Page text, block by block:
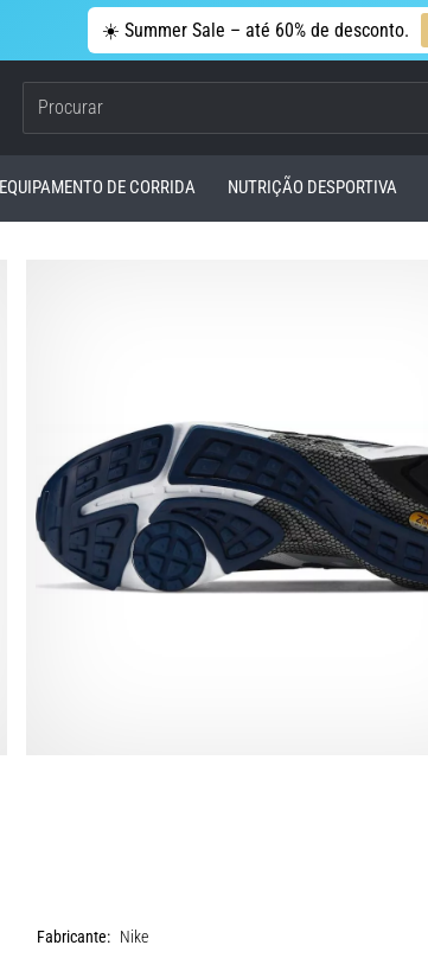
☀️ Summer Sale – até 60% de desconto.
EQUIPAMENTO DE CORRIDA NUTRIÇÃO DESPORTIVA
Fabricante: Nike